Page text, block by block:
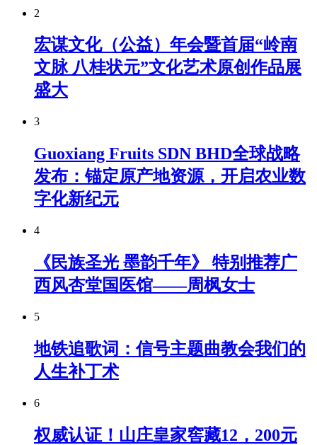
2
宏谋文化（公益）年会暨首届“岭南
文脉 八桂状元”文化艺术原创作品展
盛大
3
Guoxiang Fruits SDN BHD全球战略
发布：锚定原产地资源，开启农业数
字化新纪元
4
《民族圣光 墨韵千年》 特别推荐广
西风杏堂国医馆——周枫女士
5
地铁追歌词：信号主题曲教会我们的
人生补丁术
6
权威认证！山庄皇家窖藏12，200元